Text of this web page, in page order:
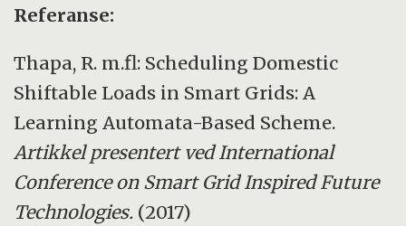
Referanse:
Thapa, R. m.fl: Scheduling Domestic
Shiftable Loads in Smart Grids: A
Learning Automata-Based Scheme.
Artikkel presentert ved International
Conference on Smart Grid Inspired Future
Technologies. (2017)